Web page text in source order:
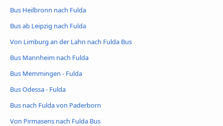
Bus Heilbronn nach Fulda
Bus ab Leipzig nach Fulda
Von Limburg an der Lahn nach Fulda Bus
Bus Mannheim nach Fulda
Bus Memmingen - Fulda
Bus Odessa - Fulda
Bus nach Fulda von Paderborn
Von Pirmasens nach Fulda Bus